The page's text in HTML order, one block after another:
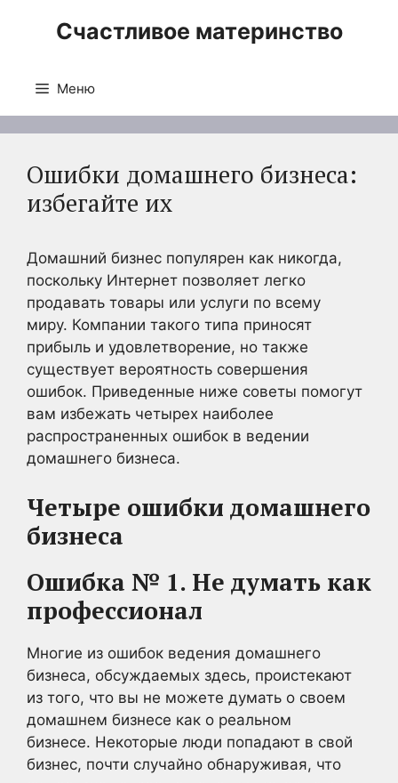
Счастливое материнство
Меню
Ошибки домашнего бизнеса:
избегайте их
Домашний бизнес популярен как никогда,
поскольку Интернет позволяет легко
продавать товары или услуги по всему
миру. Компании такого типа приносят
прибыль и удовлетворение, но также
существует вероятность совершения
ошибок. Приведенные ниже советы помогут
вам избежать четырех наиболее
распространенных ошибок в ведении
домашнего бизнеса.
Четыре ошибки домашнего
бизнеса
Ошибка № 1. Не думать как
профессионал
Многие из ошибок ведения домашнего
бизнеса, обсуждаемых здесь, проистекают
из того, что вы не можете думать о своем
домашнем бизнесе как о реальном
бизнесе. Некоторые люди попадают в свой
бизнес, почти случайно обнаруживая, что